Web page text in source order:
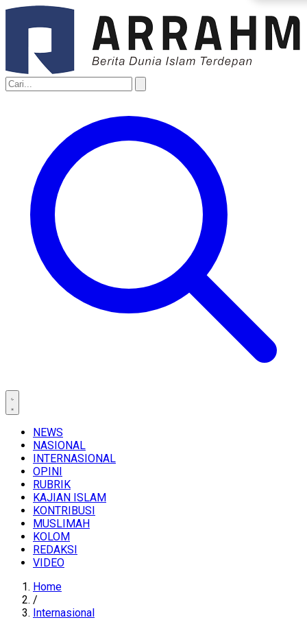
NEWS
NASIONAL
INTERNASIONAL
OPINI
RUBRIK
KAJIAN ISLAM
KONTRIBUSI
MUSLIMAH
KOLOM
REDAKSI
VIDEO
Home
/
Internasional